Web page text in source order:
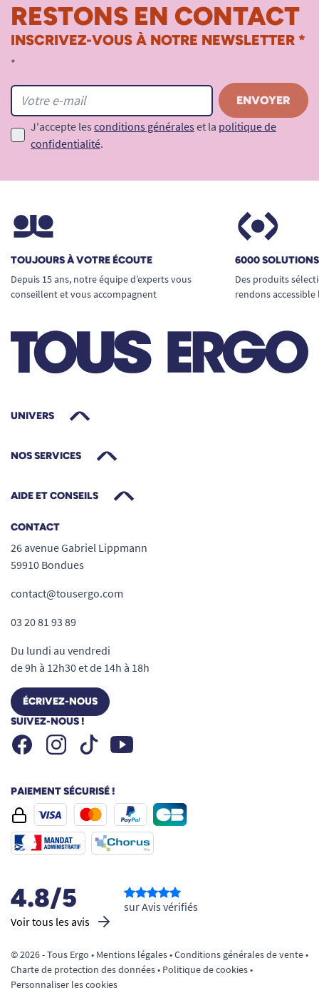
RESTONS EN CONTACT
INSCRIVEZ-VOUS À NOTRE NEWSLETTER *
*
J'accepte les conditions générales et la politique de
confidentialité.
TOUJOURS À VOTRE ÉCOUTE
Depuis 15 ans, notre équipe d’experts vous
conseillent et vous accompagnent
6000
Des produits
rendons
UNIVERS
NOS SERVICES
AIDE ET CONSEILS
CONTACT
26 avenue Gabriel Lippmann
59910 Bondues
contact@tousergo.com
03 20 81 93 89
Du lundi au vendredi
de 9h à 12h30 et de 14h à 18h
ÉCRIVEZ-NOUS
SUIVEZ-NOUS !
FacebookInstagramTiktok Youtube
PAIEMENT SÉCURISÉ !
4.8/5
Voir tous les avis
sur Avis vérifiés
© 2026 - Tous Ergo • Mentions légales•Conditions générales de vente•
Charte de protection des données• Politique de cookies•
Personnaliser les cookies